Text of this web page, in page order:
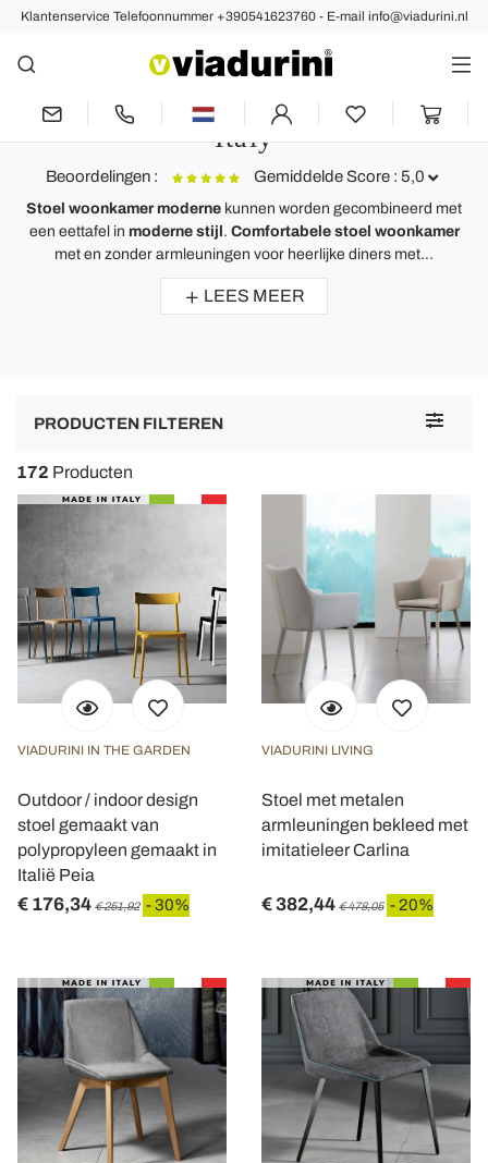
Klantenservice Telefoonnummer +390541623760 - E-mail info@viadurini.nl
Stoel Woonkamer Moderne
Stapelbaar en Liggend - Made in
Italy
Beoordelingen : Gemiddelde Score : 5,0
Outdoor / indoor design stoel gemaakt van polypropyleen
Bellissima sedie, il design minimale si sposta perfettamente con il
Stoel woonkamer moderne kunnen worden gecombineerd met
een eettafel in moderne stijl . Comfortabele stoel woonkamer
met en zonder armleuningen voor heerlijke diners met...
LEES MEER
Toggle
PRODUCTEN FILTEREN
172 Producten
VIADURINI IN THE GARDEN
Outdoor / indoor design
stoel gemaakt van
polypropyleen gemaakt in
Italië Peia
€ 176,34 € 251,92 - 30%
VIADURINI LIVING
Stoel met metalen
armleuningen bekleed met
imitatieleer Carlina
€ 382,44 € 478,05 - 20%